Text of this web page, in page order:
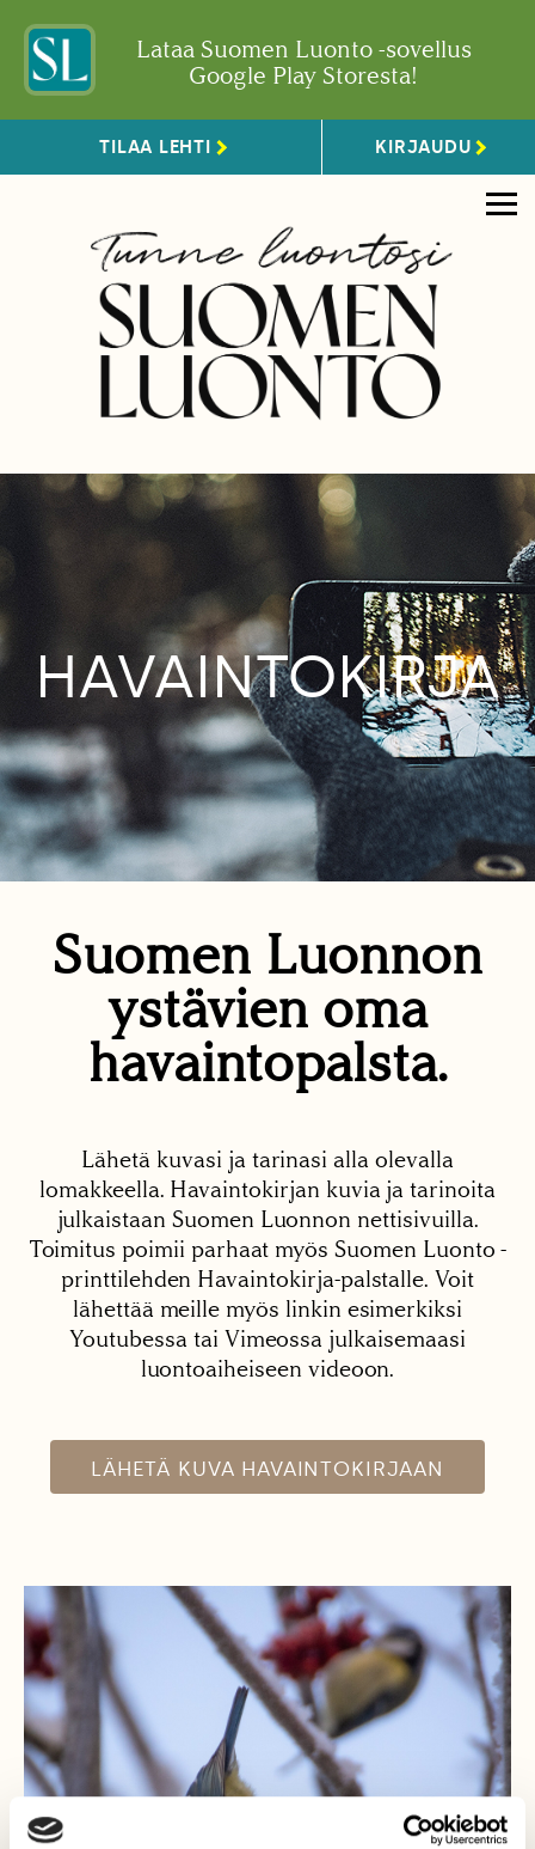
Lataa Suomen Luonto -sovellus
Google Play Storesta!
TILAA LEHTI KIRJAUDU
HAVAINTOKIRJA
Suomen Luonnon
ystävien oma
havaintopalsta.
Lähetä kuvasi ja tarinasi alla olevalla
lomakkeella. Havaintokirjan kuvia ja tarinoita
julkaistaan Suomen Luonnon nettisivuilla.
Toimitus poimii parhaat myös Suomen Luonto -
printtilehden Havaintokirja-palstalle. Voit
lähettää meille myös linkin esimerkiksi
Youtubessa tai Vimeossa julkaisemaasi
luontoaiheiseen videoon.
LÄHETÄ KUVA HAVAINTOKIRJAAN